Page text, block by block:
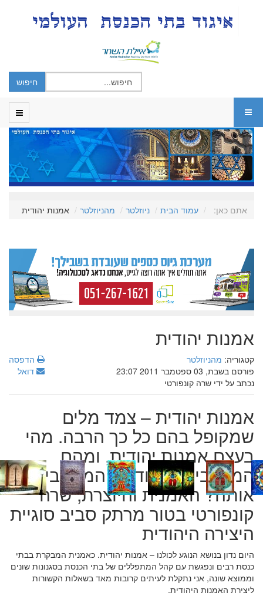
אתם כאן: עמוד הבית ניוזלטר מהניוזלטר אמנות יהודית
אמנות יהודית
הדפסה
דואל
קטגוריה: מהניוזלטר
פורסם בשבת, 03 ספטמבר 2011 23:07
נכתב על ידי שרה קונפורטי
אמנות יהודית – צמד מלים
שמקופל בהם כל כך הרבה. מהי
בעצם אמנות יהודית, ומהם
המוטיבים ה'יהודיים' המרכיבים
אותה? האמנית והיוצרת, שרה
קונפורטי בטור מרתק סביב סוגיית
היצירה היהודית
היום נדון בנושא הנוגע לכולנו – אמנות יהודית. כאמנית המבקרת בבתי
כנסת רבים ונפגשת עם קהל המתפללים של בתי הכנסת בסגנונות שונים
וממוצא שונה, אני נתקלת לעיתים קרובות מאד בשאלות הקשורות
ליצירת האמנות היהודית.